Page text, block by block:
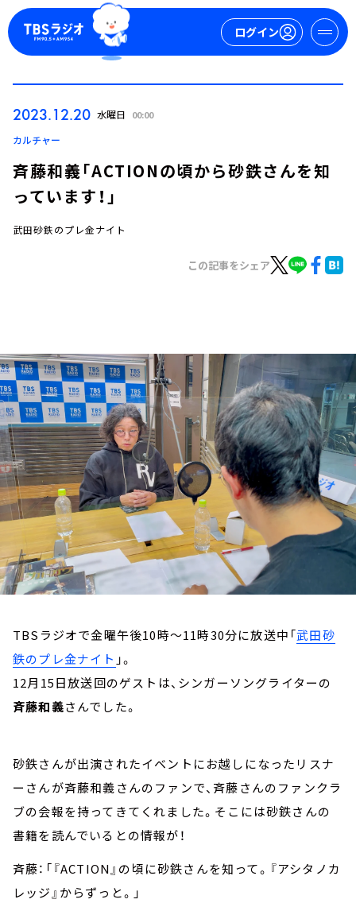
ログイン
お知らせ
イベント・グッズ
YouTube
会社情報
2023.12.20 水曜日 00:00
カルチャー
斉藤和義「ACTIONの頃から砂鉄さんを知
っています！」
武田砂鉄のプレ金ナイト
この記事をシェア
TBSラジオで金曜午後10時～11時30分に放送中「武田砂
鉄のプレ金ナイト 」。
12月15日放送回のゲストは、シンガーソングライターの
斉藤和義さんでした。
砂鉄さんが出演されたイベントにお越しになったリスナ
ーさんが斉藤和義さんのファンで、斉藤さんのファンクラ
ブの会報を持ってきてくれました。そこには砂鉄さんの
書籍を読んでいるとの情報が！
斉藤：「『ACTION』の頃に砂鉄さんを知って。『アシタノカ
レッジ』からずっと。」